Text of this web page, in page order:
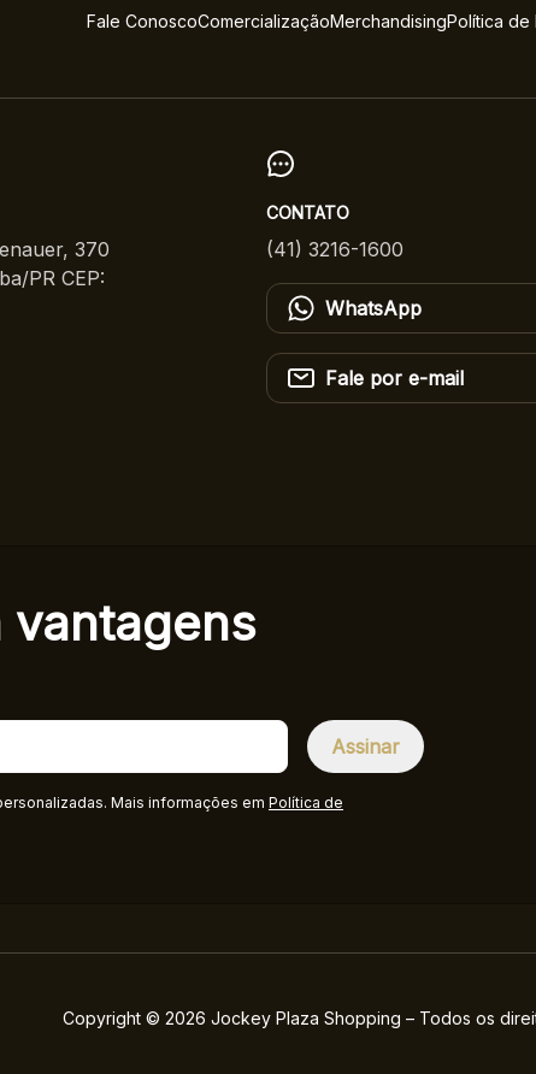
Fale ConoscoComercializaçãoMerchandisingPolítica de
370
PR CEP:
CONTATO
(41) 3216-1600
WhatsApp
Fale por e-mail
vantagens
Mais informações em Política de
Copyright © 2026 Jockey Plaza Shopping – Todos os